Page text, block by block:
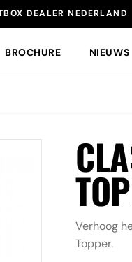
DEALER NEDERLAND
BROCHURE NIEUWS
AccessoiresVerhoog
Topper.